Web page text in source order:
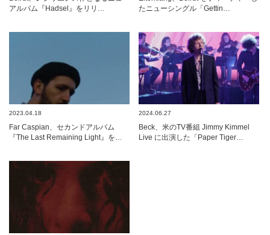
アルバム『Hadsel』をリリ…
たニューシングル「Gettin…
2023.04.18
Far Caspian、セカンドアルバム
『The Last Remaining Light』を…
2024.06.27
Beck、米のTV番組 Jimmy Kimmel
Live に出演した「Paper Tiger…